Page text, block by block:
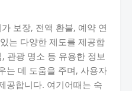
보장, 전액 환불, 예약 연
는 다양한 제도를 제공합
관광 명소 등 유용한 정보
는 데 도움을 주며, 사용자
공합니다. 여기어때는 숙